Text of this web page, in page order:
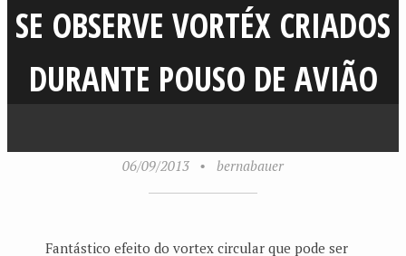
SE OBSERVE VORTÉX CRIADOS
DURANTE POUSO DE AVIÃO
06/09/2013 • bernabauer
Fantástico efeito do vortex circular que pode ser